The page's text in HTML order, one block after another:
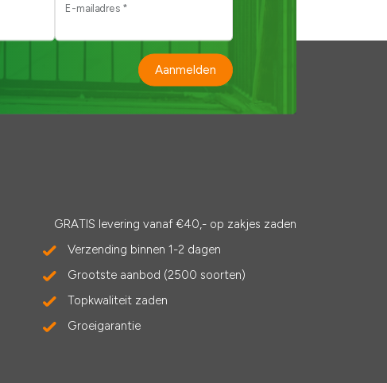
E-mailadres *
Aanmelden
GRATIS levering vanaf €40,- op zakjes zaden
Verzending binnen 1-2 dagen
Grootste aanbod (2500 soorten)
Topkwaliteit zaden
Groeigarantie